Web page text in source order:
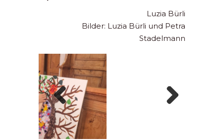
Luzia Bürli
Bilder: Luzia Bürli und Petra
Stadelmann
Previous